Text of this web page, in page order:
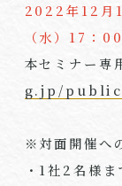
2022年12月
（水）17：00
本セミナー専
g.jp/
※対面開催へ
・1社2名様ま